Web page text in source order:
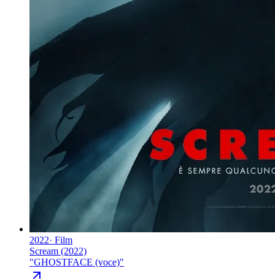
2022· Film
Scream (2022)
"GHOSTFACE (voce)"